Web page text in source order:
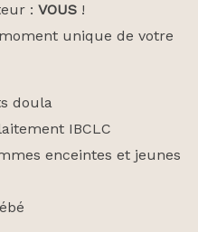
: VOUS !
unique de votre
doula
IBCLC
enceintes et jeunes